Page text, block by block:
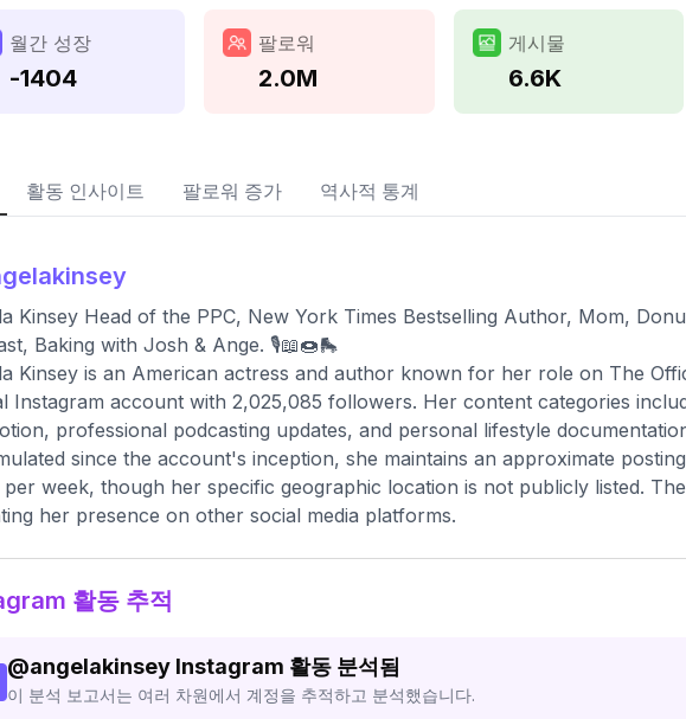
월간 성장
-1404
팔로워
2.0M
게시물
6.6K
활동 인사이트 팔로워 증가 역사적 통계
Kinsey Head of the PPC, New York Times Bestselling Author, Mom,
Baking with Josh & Ange. 🎙📖🍩🛼
Kinsey is an American actress and author known for her role on The
Instagram account with 2,025,085 followers. Her content categories
professional podcasting updates, and personal lifestyle
since the account's inception, she maintains an approximate
week, though her specific geographic location is not publicly listed.
her presence on other social media platforms.
활동 추적
@angelakinsey Instagram 활동 분석됨
이 분석 보고서는 여러 차원에서 계정을 추적하고 분석했습니다.